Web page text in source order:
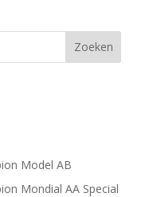
Model AB
Mondial AA Special